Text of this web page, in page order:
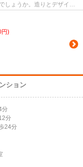
しょうか。造りとデザイン
円)
ション
分
分
24分